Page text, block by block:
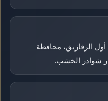
الزقازيق، محافظة